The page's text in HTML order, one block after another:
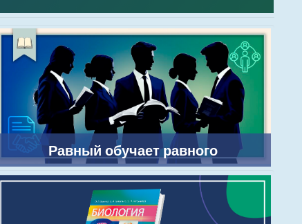
Равный обучает равного